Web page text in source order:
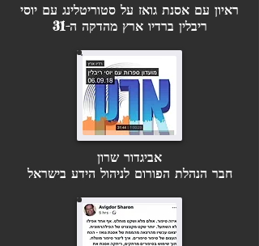
ראיון עם אסנת גואז על סטוריטלינג עם יוסי
ריבלין ברדיו ארץ מהדקה ה-31
אביגדור שרון
חבר הנהלת הפורום לניהול הידע בישראל